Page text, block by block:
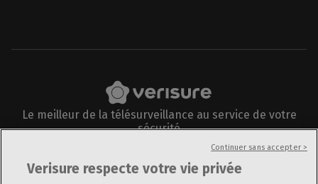
Le meilleur de la télésurveillance au service de votre
sécurité
Verisure respecte votre vie privée
Continuer sans accepter >